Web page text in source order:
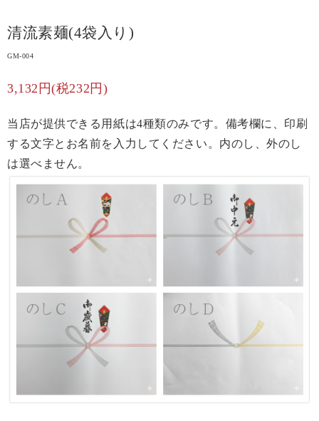
清流素麺(4袋入り)
GM-004
3,132円(税232円)
当店が提供できる用紙は4種類のみです。備考欄に、印刷
する文字とお名前を入力してください。内のし、外のし
は選べません。